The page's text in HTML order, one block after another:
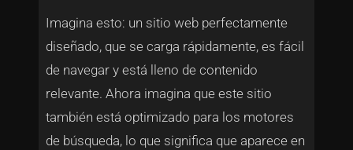
Imagina esto: un sitio web perfectamente
diseñado, que se carga rápidamente, es fácil
de navegar y está lleno de contenido
relevante. Ahora imagina que este sitio
también está optimizado para los motores
de búsqueda, lo que significa que aparece en